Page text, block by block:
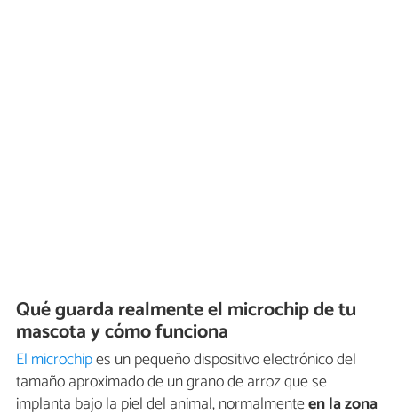
Qué guarda realmente el microchip de tu
mascota y cómo funciona
El microchipes un pequeño dispositivo electrónico del
tamaño aproximado de un grano de arroz que se
implanta bajo la piel del animal, normalmenteen la zona